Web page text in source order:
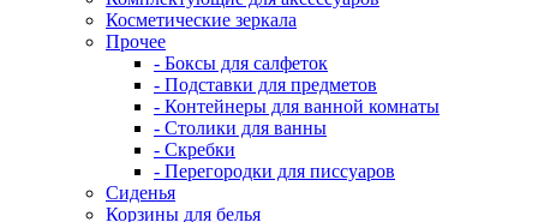
Косметические зеркала
Прочее
- Боксы для салфеток
- Подставки для предметов
- Контейнеры для ванной комнаты
- Столики для ванны
- Скребки
- Перегородки для писсуаров
Сиденья
Корзины для белья